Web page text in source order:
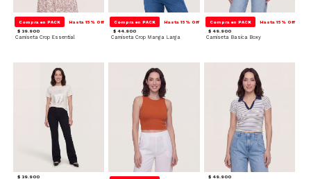
Compra en PACK Hasta 15% Off
$ 39.900
Camiseta Crop Essential
Compra en PACK Hasta 15% Off
$ 44.900
Camiseta Crop Manga Larga
Compra en PACK Hasta 15% Off
$ 49.900
Camiseta Basica Boxy
$ 39.900 $ 49.900